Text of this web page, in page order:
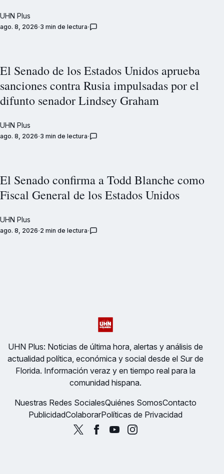
UHN Plus
ago. 8, 2026 3 min de lectura
El Senado de los Estados Unidos aprueba
sanciones contra Rusia impulsadas por el
difunto senador Lindsey Graham
UHN Plus
ago. 8, 2026 3 min de lectura
El Senado confirma a Todd Blanche como
Fiscal General de los Estados Unidos
UHN Plus
ago. 8, 2026 2 min de lectura
UHN Plus: Noticias de última hora, alertas y análisis de
actualidad política, económica y social desde el Sur de
Florida. Información veraz y en tiempo real para la
comunidad hispana.
Nuestras Redes SocialesQuiénes SomosContacto
PublicidadColaborarPolíticas de Privacidad